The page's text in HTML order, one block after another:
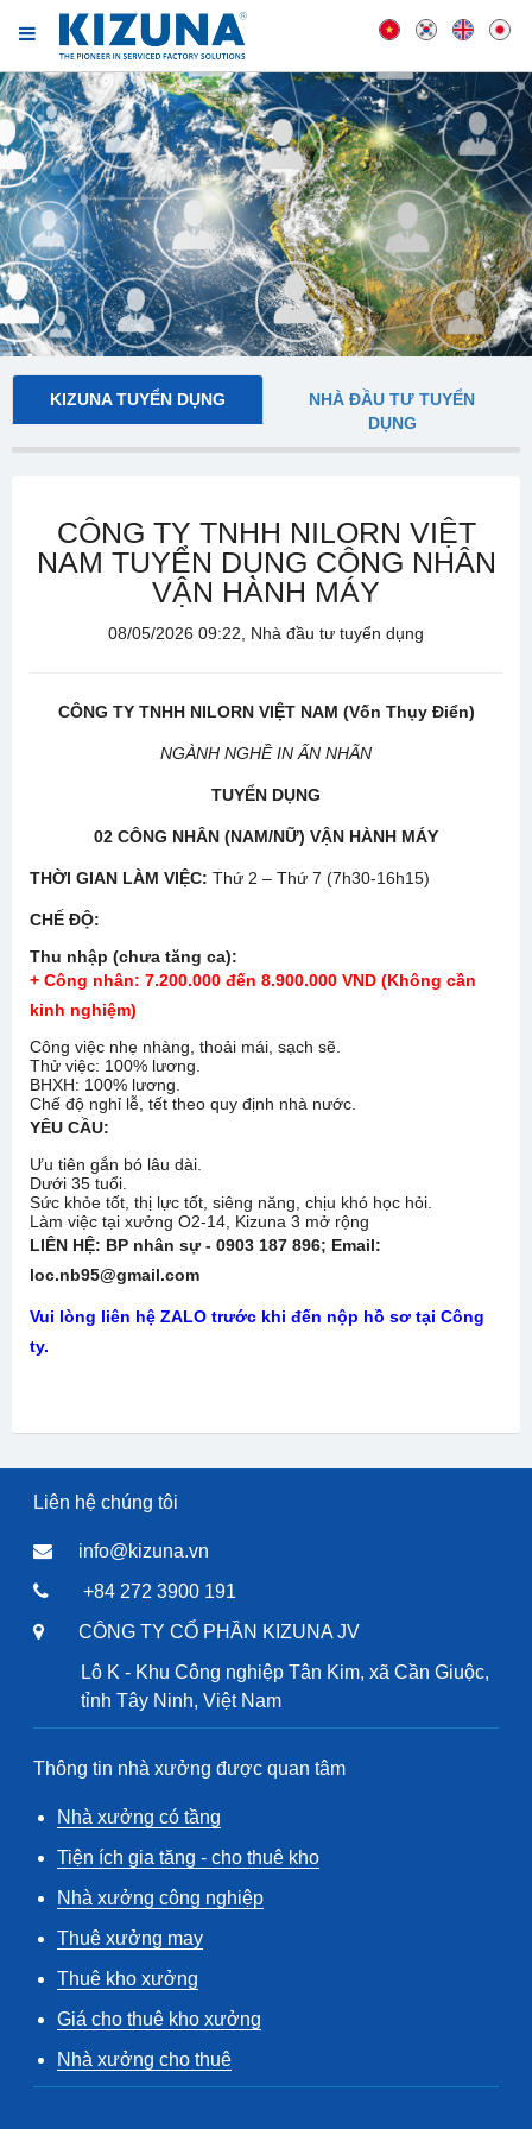
KIZUNA TUYỂN DỤNG
NHÀ ĐẦU TƯ TUYỂN
DỤNG
CÔNG TY TNHH NILORN VIỆT
NAM TUYỂN DỤNG CÔNG NHÂN
VẬN HÀNH MÁY
08/05/2026 09:22, Nhà đầu tư tuyển dụng
CÔNG TY TNHH NILORNVIỆT NAM (Vốn Thụy Điển)
NGÀNH NGHỀ IN ẤN NHÃN
TUYỂN DỤNG
02 CÔNG NHÂN (NAM/NỮ) VẬN HÀNH MÁY
THỜI GIAN LÀM VIỆC: Thứ 2 – Thứ 7 (7h30-16h15)
CHẾ ĐỘ:
Thu nhập (chưa tăng ca):
+ Công nhân: 7.200.000 đến 8.900.000 VND (Không cần
kinh nghiệm)
Công việc nhẹ nhàng, thoải mái, sạch sẽ.
Thử việc: 100% lương.
BHXH: 100% lương.
Chế độ nghỉ lễ, tết theo quy định nhà nước.
YÊU CẦU:
Ưu tiên gắn bó lâu dài.
Dưới 35 tuổi.
Sức khỏe tốt, thị lực tốt, siêng năng, chịu khó học hỏi.
Làm việc tại xưởng O2-14, Kizuna 3 mở rộng
LIÊN HỆ: BP nhân sự - 0903 187 896; Email:
loc.nb95@gmail.com
Vui lòng liên hệ ZALO trước khi đến nộp hồ sơ tại Công
ty.
Liên hệ chúng tôi
info@kizuna.vn
+84 272 3900 191
CÔNG TY CỔ PHẦN KIZUNA JV
Lô K - Khu Công nghiệp Tân Kim, xã Cần Giuộc,
tỉnh Tây Ninh, Việt Nam
Thông tin nhà xưởng được quan tâm
Nhà xưởng có tầng
Tiện ích gia tăng - cho thuê kho
Nhà xưởng công nghiệp
Thuê xưởng may
Thuê kho xưởng
Giá cho thuê kho xưởng
Nhà xưởng cho thuê